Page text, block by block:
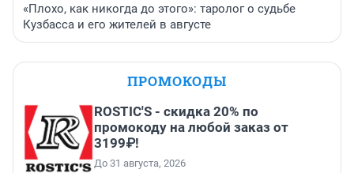
«Плохо, как никогда до этого»: таролог о судьбе
Кузбасса и его жителей в августе
ПРОМОКОДЫ
ROSTIC'S - скидка 20% по
промокоду на любой заказ от
3199₽!
До 31 августа, 2026